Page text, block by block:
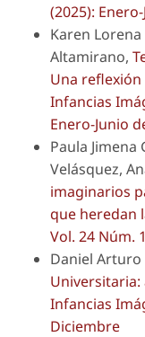
(2025):
Karen
Altamirano,
Una reflexión
Infancias
Enero-Junio
Paula Jimena
Velásquez,
imaginarios
que heredan
Vol. 24 Núm.
Daniel
Infancias
Diciembre